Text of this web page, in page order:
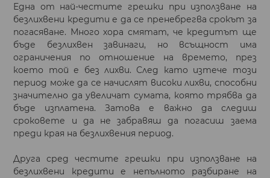
Една от най-честите грешки при използване на
безлихвени кредити е да се пренебрегва срокът за
погасяване. Много хора смятат, че кредитът ще
бъде безлихвен завинаги, но всъщност има
ограничения по отношение на времето, през
което той е без лихви. След като изтече този
период може да се начислят високи лихви, способни
значително да увеличат сумата, която трябва да
бъде изплатена. Затова е важно да следиш
сроковете и да не забравяш да погасиш заема
преди края на безлихвения период.
Друга сред честите грешки при използване на
безлихвени кредити е непълното разбиране на